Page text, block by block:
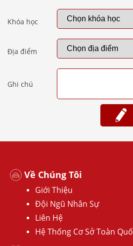
Khóa học
Địa điểm
Ghi chú
Về Chúng Tôi
Giới Thiệu
Đội Ngũ Nhân Sự
Liên Hệ
Hệ Thống Cơ Sở Toàn